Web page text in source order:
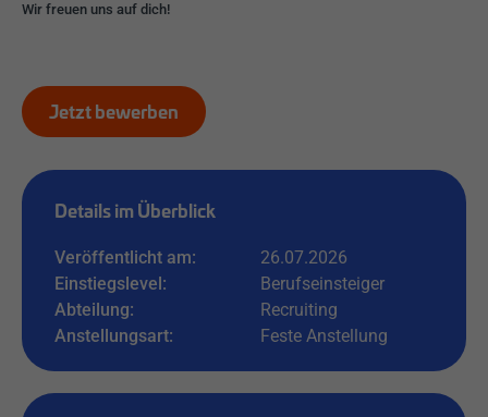
Wir freuen uns auf dich!
Jetzt bewerben
Details im Überblick
Veröffentlicht am:
26.07.2026
Einstiegslevel:
Berufseinsteiger
Abteilung:
Recruiting
Anstellungsart:
Feste Anstellung